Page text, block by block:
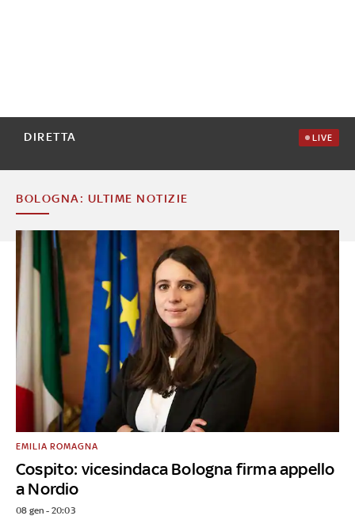
DIRETTA LIVE
BOLOGNA: ULTIME NOTIZIE
Cospito: vicesindaca Bologna firma appello
a Nordio
EMILIA ROMAGNA
08 gen - 20:03